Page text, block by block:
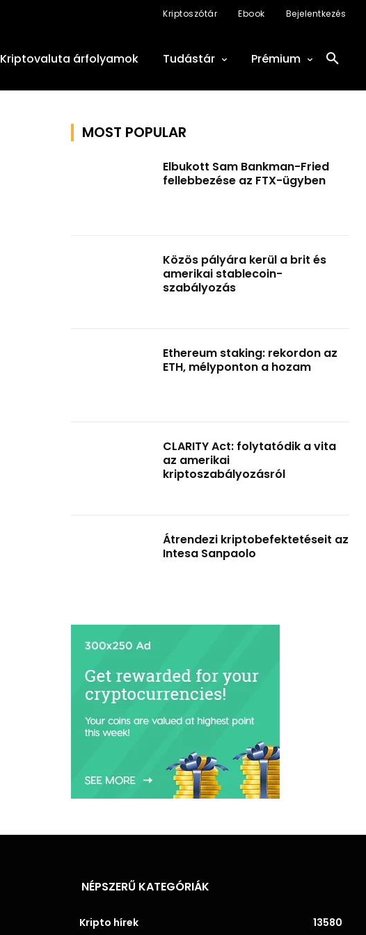
Kriptoszótár Ebook Bejelentkezés
Kriptovaluta árfolyamok Tudástár Prémium
MOST POPULAR
Elbukott Sam Bankman-Fried
fellebbezése az FTX-ügyben
Közös pályára kerül a brit és
amerikai stablecoin-
szabályozás
Ethereum staking: rekordon az
ETH, mélyponton a hozam
CLARITY Act: folytatódik a vita
az amerikai
kriptoszabályozásról
Átrendezi kriptobefektetéseit az
Intesa Sanpaolo
NÉPSZERŰ KATEGÓRIÁK
Kripto hírek 13580